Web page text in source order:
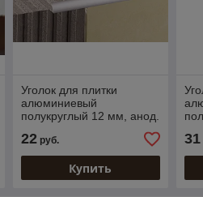
Уголок для плитки
алюминиевый
полукруглый 12 мм, анод.
22руб.
Купить
31